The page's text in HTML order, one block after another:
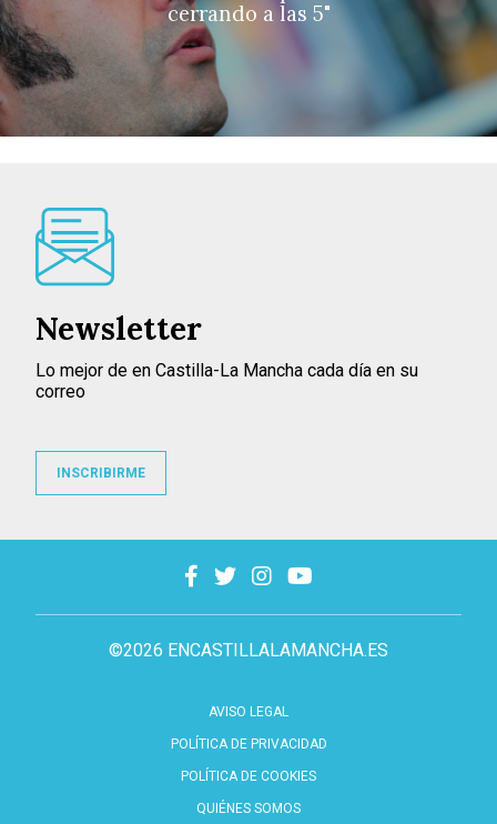
cerrando a las 5"
©2026 ENCASTILLALAMANCHA.ES
AVISO LEGAL
POLÍTICA DE PRIVACIDAD
POLÍTICA DE COOKIES
QUIÉNES SOMOS
Newsletter
Lo mejor de en Castilla-La Mancha cada día en su
correo
INSCRIBIRME